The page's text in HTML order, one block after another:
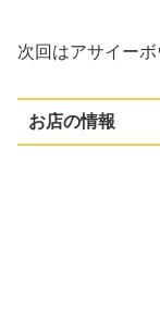
次回はアサイー
お店の情報